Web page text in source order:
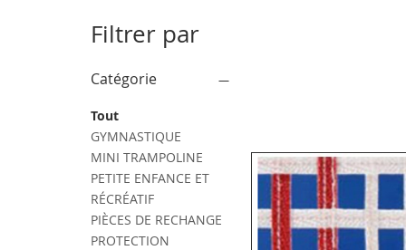
Filtrer par
Catégorie
Tout
GYMNASTIQUE
MINI TRAMPOLINE
PETITE ENFANCE ET
RÉCRÉATIF
PIÈCES DE RECHANGE
PROTECTION